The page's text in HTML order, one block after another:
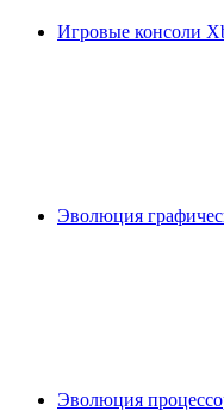
Игровые консоли
Эволюция
Эволюция